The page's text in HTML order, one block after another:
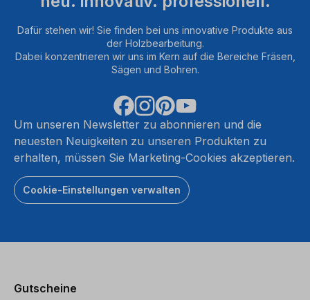
Dafür stehen wir! Sie finden bei uns innovative Produkte aus
der Holzbearbeitung.
Dabei konzentrieren wir uns im Kern auf die Bereiche Fräsen,
Sägen und Bohren.
Um unseren Newsletter zu abonnieren und die
neuesten Neuigkeiten zu unseren Produkten zu
erhalten, müssen Sie Marketing-Cookies akzeptieren.
Cookie-Einstellungen verwalten
Gutscheine